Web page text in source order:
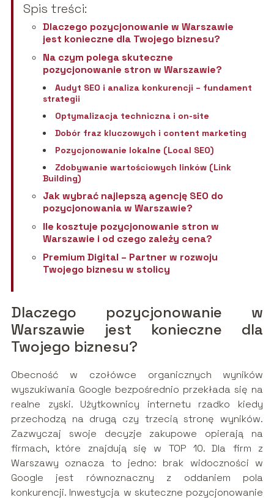
Spis treści:
Dlaczego pozycjonowanie w Warszawie
jest konieczne dla Twojego biznesu?
Na czym polega skuteczne
pozycjonowanie stron w Warszawie?
Audyt SEO i analiza konkurencji – fundament
strategii
Optymalizacja techniczna i on-site
Dobór fraz kluczowych i content marketing
Pozycjonowanie lokalne (Local SEO)
Zdobywanie wartościowych linków (Link
Building)
Jak wybrać najlepszą agencję SEO do
pozycjonowania w Warszawie?
Ile kosztuje pozycjonowanie stron w
Warszawie i od czego zależy cena?
Premium Digital – Partner w rozwoju
Twojego biznesu w stolicy
Dlaczego pozycjonowanie w
Warszawie jest konieczne dla
Twojego biznesu?
Obecność w czołówce organicznych wyników
wyszukiwania Google bezpośrednio przekłada się na
realne zyski. Użytkownicy internetu rzadko kiedy
przechodzą na drugą czy trzecią stronę wyników.
Zazwyczaj swoje decyzje zakupowe opierają na
firmach, które znajdują się w TOP 10. Dla firm z
Warszawy oznacza to jedno: brak widoczności w
Google jest równoznaczny z oddaniem pola
konkurencji. Inwestycja w skuteczne pozycjonowanie